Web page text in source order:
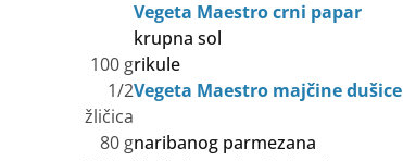
Vegeta Maestro crni papar
krupna sol
100 grikule
1/2
žličica
Vegeta Maestro majčine dušice
80 gnaribanog parmezana